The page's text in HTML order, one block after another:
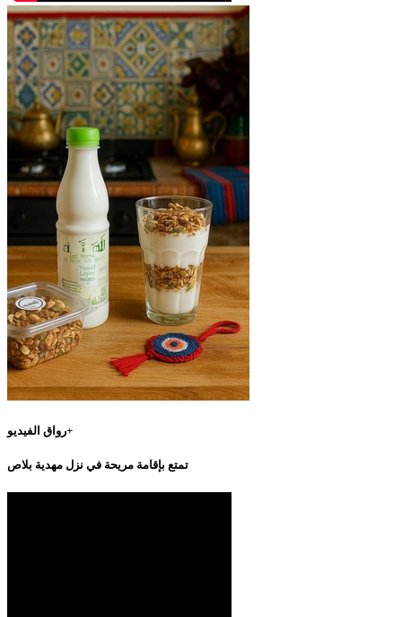
رواق الفيديو+
تمتع بإقامة مريحة في نزل مهدية بلاص